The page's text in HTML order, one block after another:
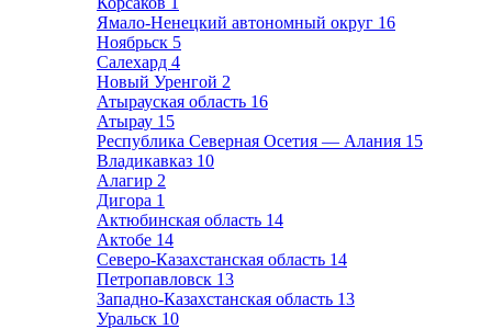
Ямало-Ненецкий автономный округ 16
Ноябрьск 5
Салехард 4
Новый Уренгой 2
Атырауская область 16
Атырау 15
Республика Северная Осетия — Алания 15
Владикавказ 10
Алагир 2
Дигора 1
Актюбинская область 14
Актобе 14
Северо-Казахстанская область 14
Петропавловск 13
Западно-Казахстанская область 13
Уральск 10